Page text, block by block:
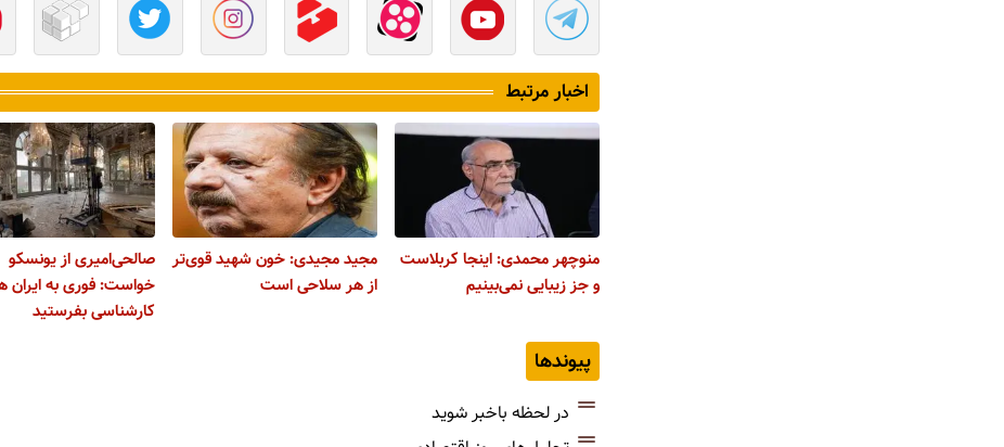
اخبار مرتبط
منوچهر محمدی: اینجا کربلاست
و جز زیبایی نمی‌بینیم
مجید مجیدی: خون شهید قوی‌تر
از هر سلاحی‌ است
صالحی‌امیری از یونسکو
خواست: فوری به ایران
کارشناسی بفرستید
پیوندها
در لحظه باخبر شوید